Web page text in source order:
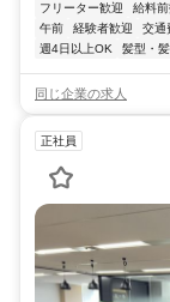
フリーター歓迎
給料
午前
経験者歓迎 交通
週4日以上OK
髪型・
同じ企業の求人
正社員